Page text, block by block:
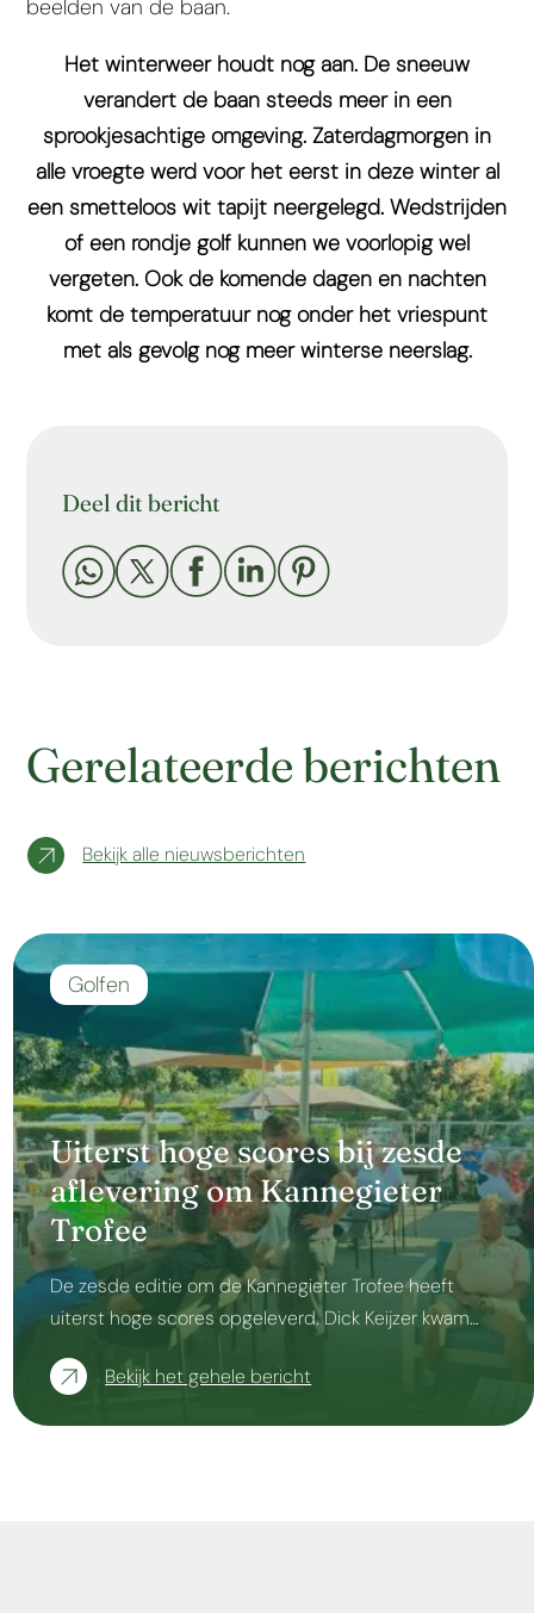
beelden van de baan.
Het winterweer houdt nog aan. De sneeuw
verandert de baan steeds meer in een
sprookjesachtige omgeving. Zaterdagmorgen in
alle vroegte werd voor het eerst in deze winter al
een smetteloos wit tapijt neergelegd. Wedstrijden
of een rondje golf kunnen we voorlopig wel
vergeten. Ook de komende dagen en nachten
komt de temperatuur nog onder het vriespunt
met als gevolg nog meer winterse neerslag.
Deel dit bericht
    
Gerelateerde berichten
Bekijk alle nieuwsberichten
Uiterst hoge scores bij zesde
aflevering om Kannegieter
Trofee
Golfen
De zesde editie om de Kannegieter Trofee heeft
uiterst hoge scores opgeleverd. Dick Keijzer kwam…
Bekijk het gehele bericht